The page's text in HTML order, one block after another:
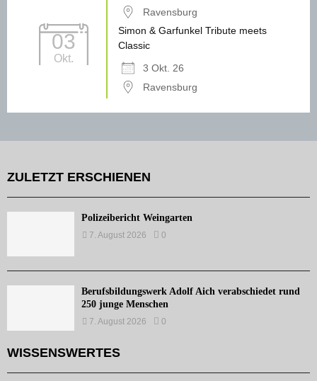
Ravensburg
03
Okt.
Simon & Garfunkel Tribute meets
Classic
3 Okt. 26
Ravensburg
ZULETZT ERSCHIENEN
Polizeibericht Weingarten
7. August 2026 0
Berufsbildungswerk Adolf Aich verabschiedet rund
250 junge Menschen
7. August 2026 0
WISSENSWERTES